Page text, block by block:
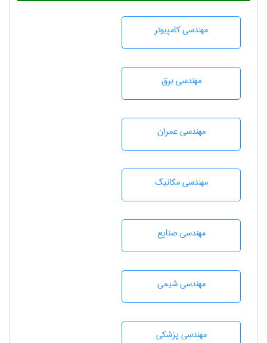
مهندسی كامپيوتر
مهندسی برق
مهندسی عمران
مهندسی مکانیک
مهندسی صنايع
مهندسي شيمی
مهندسی پزشکی